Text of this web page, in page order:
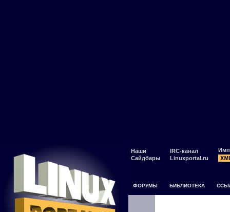
Наши
Сайдбары
IRC-канал
Linuxportal.ru
ФОРУМЫ БИБЛИОТЕКА